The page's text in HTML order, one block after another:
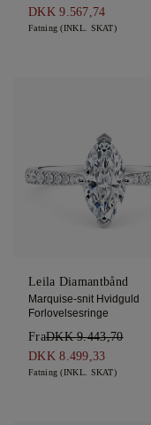
DKK 9.567,74
Fatning (INKL. SKAT)
Leila Diamantbånd
Marquise-snit Hvidguld
Forlovelsesringe
FraDKK 9.443,70
DKK 8.499,33
Fatning (INKL. SKAT)